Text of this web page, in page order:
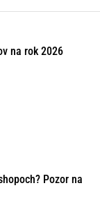
na rok 2026
Pozor na